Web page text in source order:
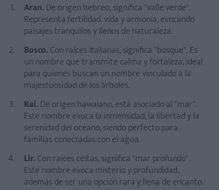
Aran.De origen hebreo, significa "valle verde".
Representa fertilidad, vida y armonía, evocando
paisajes tranquilos y llenos de naturaleza.
Bosco.Con raíces italianas, significa "bosque". Es
un nombre que transmite calma y fortaleza, ideal
para quienes buscan un nombre vinculado a la
majestuosidad de los árboles.
Kai.De origen hawaiano, está asociado al "mar".
Este nombre evoca la inmensidad, la libertad y la
serenidad del océano, siendo perfecto para
familias conectadas con el agua.
Lir.Con raíces celtas, significa "mar profundo".
Este nombre evoca misterio y profundidad,
además de ser una opción rara y llena de encanto.